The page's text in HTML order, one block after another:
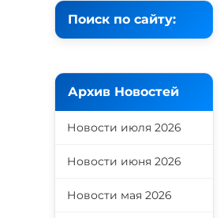
Поиск по сайту:
Архив Новостей
Новости июля 2026
Новости июня 2026
Новости мая 2026